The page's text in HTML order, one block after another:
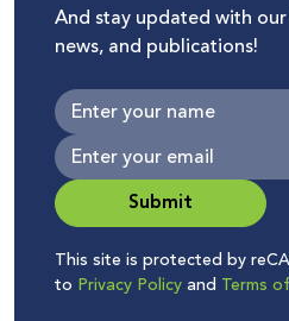
And stay updated with
news, and publications!
Submit
This site is protected by
to Privacy Policyand Terms